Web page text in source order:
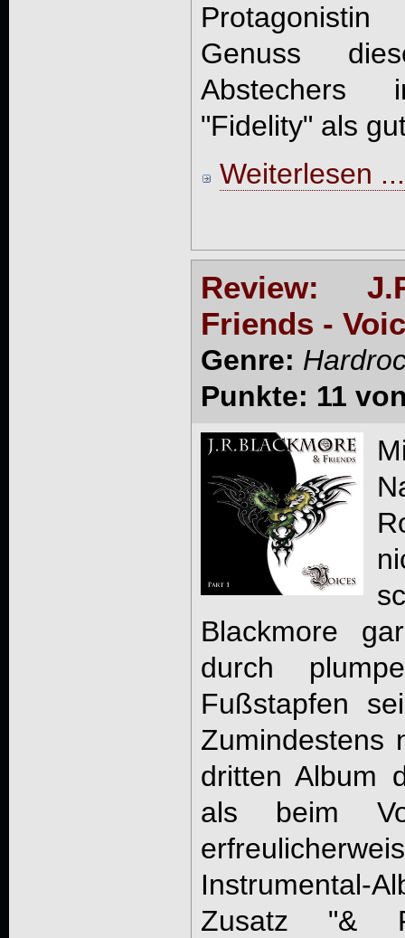
Genuss
Abstechers
"Fidelity" als
Weiterlesen ...
Review:
Friends -
Genre:
Punkte: 11
Blackmore
durch
Fußstapfen
Zumindestens
dritten Album
als beim
Zusatz "&